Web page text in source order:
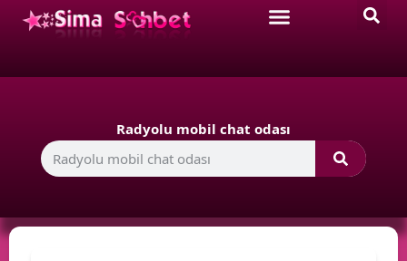
Radyolu mobil chat odası